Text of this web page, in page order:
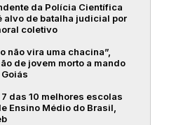
da Polícia Científica
alvo de batalha judicial por
coletivo
não vira uma chacina”,
de jovem morto a mando
7 das 10 melhores escolas
Ensino Médio do Brasil,